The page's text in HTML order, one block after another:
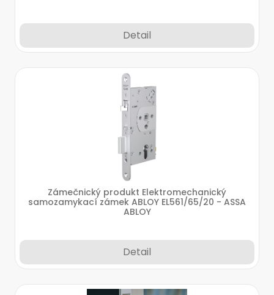
Detail
Zámečnický produkt Elektromechanický
samozamykací zámek ABLOY EL561/65/20 - ASSA
ABLOY
Detail